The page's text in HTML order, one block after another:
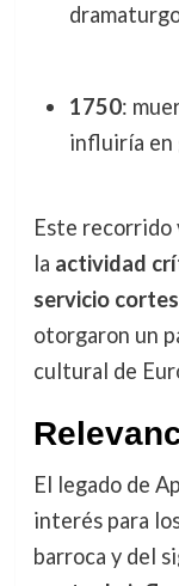
1750:
influiría en
Este
la actividad
servicio
otorgaron un
cultural de
El legado de
interés para
barroca y del